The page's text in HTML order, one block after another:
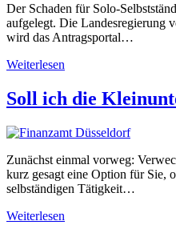
Der Schaden für Solo-
aufgelegt. Die Landesregierung
wird das Antragsportal…
Weiterlesen
Soll ich die
Zunächst einmal vorweg:
kurz gesagt eine Option für Sie,
selbständigen Tätigkeit…
Weiterlesen